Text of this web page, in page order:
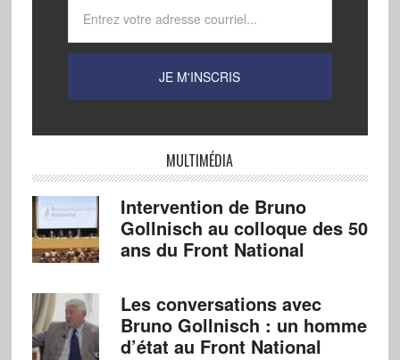
MULTIMÉDIA
Intervention de Bruno
Gollnisch au colloque des 50
ans du Front National
Les conversations avec
Bruno Gollnisch : un homme
d’état au Front National